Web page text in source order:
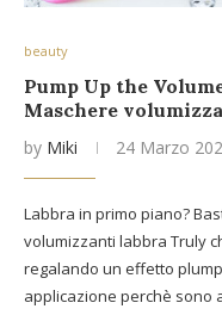
beauty
Pump Up the
Maschere
by Miki 24 Marzo
Labbra in primo piano?
volumizzanti labbra Truly
regalando un effetto
applicazione perchè sono